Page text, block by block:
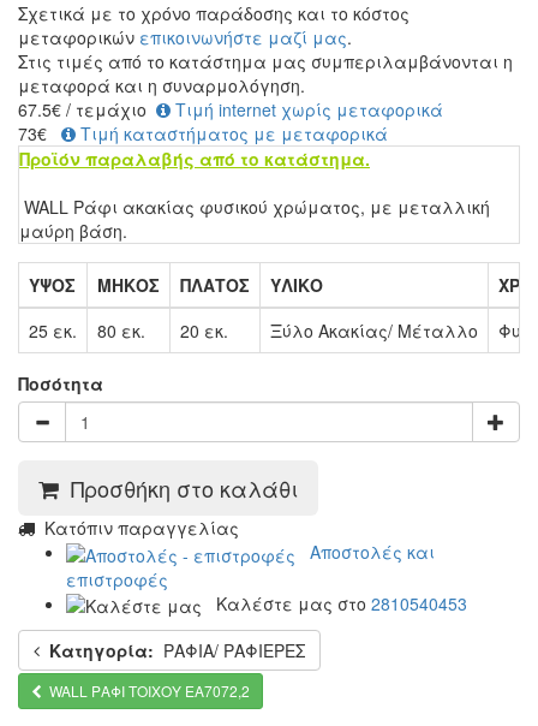
Σχετικά με το χρόνο παράδοσης και το κόστος
μεταφορικών επικοινωνήστε μαζί μας.
Στις τιμές από το κατάστημα μας συμπεριλαμβάνονται η
μεταφορά και η συναρμολόγηση.
67.5€ / τεμάχιο
Τιμή internet χωρίς μεταφορικά
73€
Τιμή καταστήματος με μεταφορικά
Προϊόν παραλαβής από το κατάστημα.
WALL Ράφι ακακίας φυσικού χρώματος, με μεταλλική
μαύρη βάση.
ΥΨΟΣ ΜΗΚΟΣ ΠΛΑΤΟΣ ΥΛΙΚΟ
25 εκ.
80 εκ. 20 εκ. Ξύλο Ακακίας/ Μέταλλο
Ποσότητα
Προσθήκη στο καλάθι
Kατόπιν παραγγελίας
Αποστολές και
επιστροφές
Καλέστε μας στο 2810540453
Κατηγορία: ΡΑΦΙΑ/ ΡΑΦΙΕΡΕΣ
WALL ΡΑΦΙ ΤΟΙΧΟΥ ΕΑ7072,2